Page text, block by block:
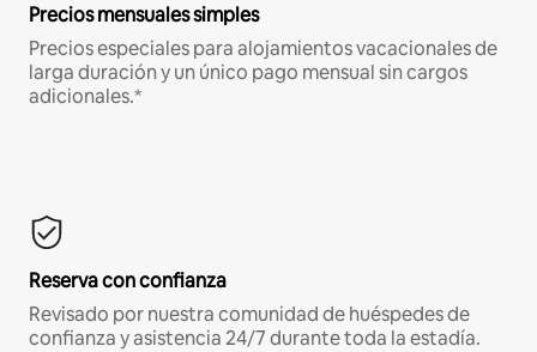
Precios mensuales simples
Precios especiales para alojamientos vacacionales de
larga duración y un único pago mensual sin cargos
adicionales.*
Reserva con confianza
Revisado por nuestra comunidad de huéspedes de
confianza y asistencia 24/7 durante toda la estadía.